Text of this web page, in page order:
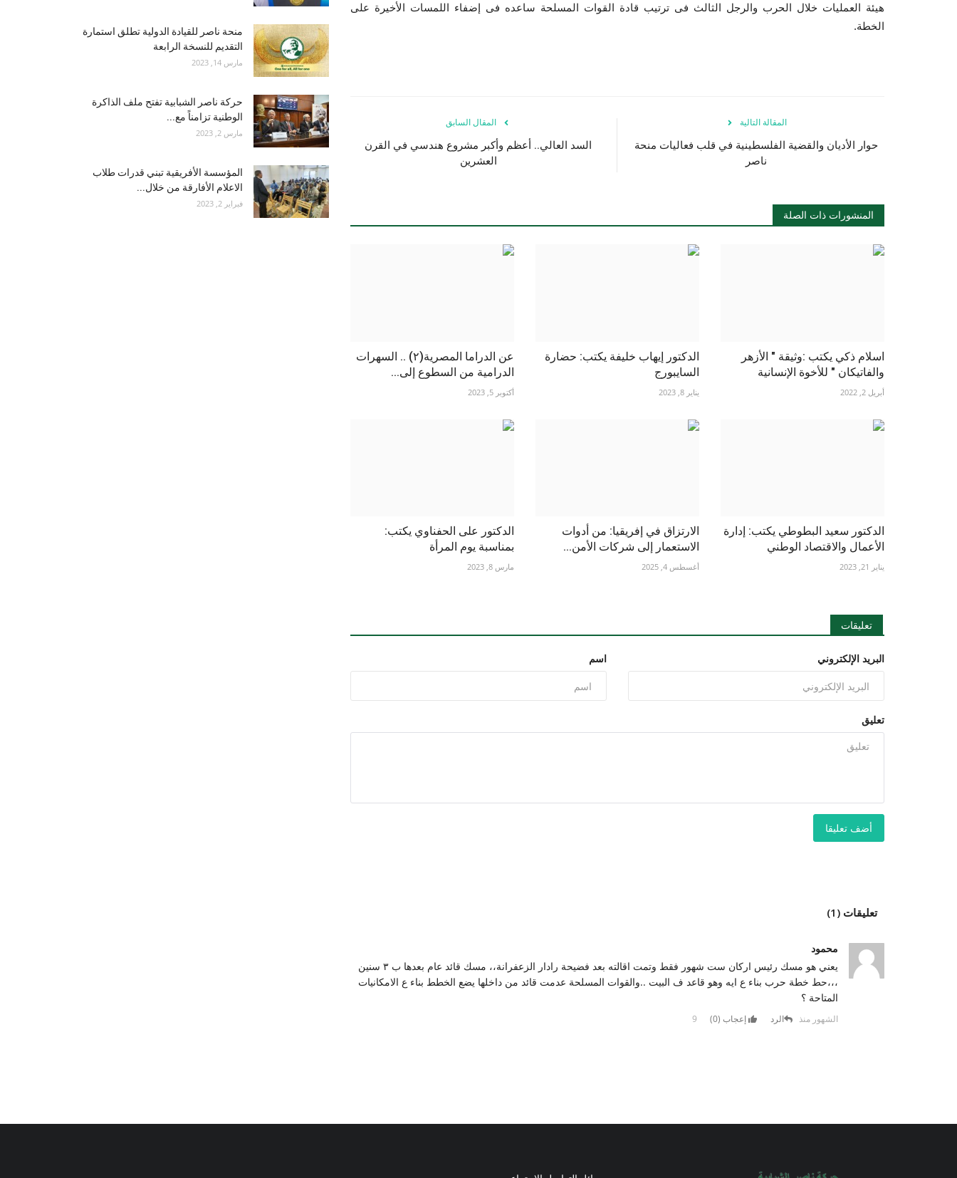
هيئة العمليات خلال الحرب والرجل الثالث فى ترتيب قادة القوات المسلحة ساعده فى إضفاء اللمسات الأخيرة على
الخطة.
المقال السابق
السد العالي.. أعظم وأكبر مشروع هندسي في القرن
العشرين
المقالة التالية
حوار الأديان والقضية الفلسطينية في قلب فعاليات منحة
ناصر
المنشورات ذات الصلة
اسلام ذكي يكتب :وثيقة " الأزهر
والفاتيكان " للأخوة الإنسانية
أبريل 2, 2022
الدكتور إيهاب خليفة يكتب: حضارة
السايبورج
يناير 8, 2023
عن الدراما المصرية(٢) .. السهرات
الدرامية من السطوع إلى...
أكتوبر 5, 2023
الدكتور سعيد البطوطي يكتب: إدارة
الأعمال والاقتصاد الوطني
يناير 21, 2023
الارتزاق في إفريقيا: من أدوات
الاستعمار إلى شركات الأمن...
أغسطس 4, 2025
الدكتور على الحفناوي يكتب:
بمناسبة يوم المرأة
مارس 8, 2023
تعليقات
اسم البريد الإلكتروني
تعليق
أضف تعليقا
تعليقات (1)
محمود
يعني هو مسك رئيس اركان ست شهور فقط وتمت اقالته بعد فضيحة رادار الزعفرانة،، مسك قائد عام بعدها ب ٣ سنين
،،،حط خطة حرب بناء ع ايه وهو قاعد ف البيت ..والقوات المسلحة عدمت قائد من داخلها يضع الخطط بناء ع الامكانيات
المتاحة ؟
9 الشهور منذ الرد إعجاب (0
)
منحة ناصر للقيادة الدولية تطلق استمارة
التقديم للنسخة الرابعة
مارس 14, 2023
حركة ناصر الشبابية تفتح ملف الذاكرة
الوطنية تزامناً مع...
مارس 2, 2023
المؤسسة الأفريقية تبني قدرات طلاب
الاعلام الأفارقة من خلال...
فبراير 2, 2023